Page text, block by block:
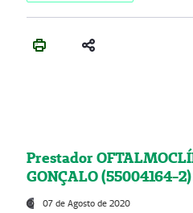
Prestador
GONÇALO (55004164-2)
07 de Agosto de 2020